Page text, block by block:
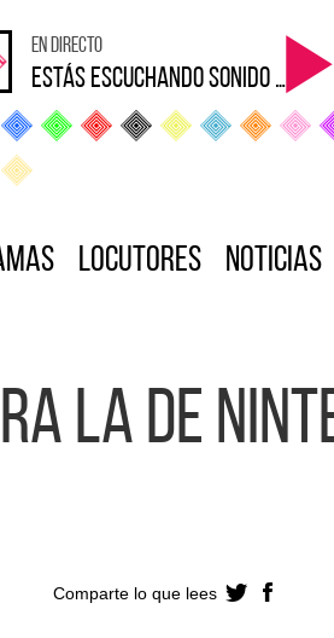
en directo
Estás escuchando sonido Loca
Locutores Noticias
la de
Comparte lo que lees